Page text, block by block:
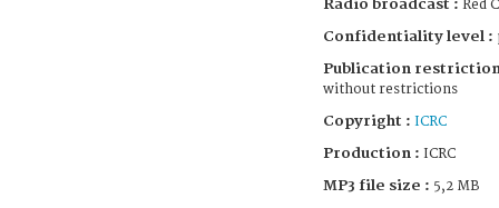
Radio broadcast : Red
Confidentiality level :
Publication
without restrictions
Copyright : ICRC
Production : ICRC
MP3 file size : 5,2 MB